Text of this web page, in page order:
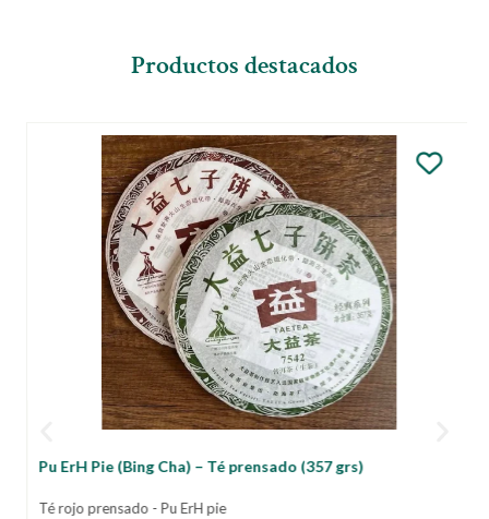
Productos destacados
Pu ErH Pie (Bing Cha) – Té prensado (357 grs)
Té rojo prensado - Pu ErH pie